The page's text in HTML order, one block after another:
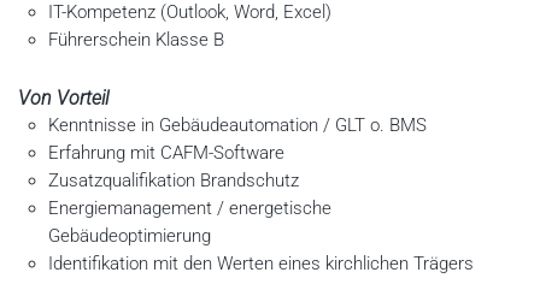
IT-Kompetenz (Outlook, Word, Excel)
Führerschein Klasse B
Von Vorteil
Kenntnisse in Gebäudeautomation / GLT o. BMS
Erfahrung mit CAFM-Software
Zusatzqualifikation Brandschutz
Energiemanagement / energetische
Gebäudeoptimierung
Identifikation mit den Werten eines kirchlichen Trägers